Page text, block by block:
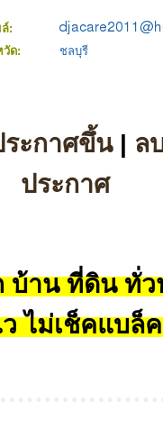
ล์:
วัด: ชลบุรี
ระกาศขึ้น| ล
ประกาศ
าน ที่ดิน ทั่ว
ว ไม่เช็คแบล็